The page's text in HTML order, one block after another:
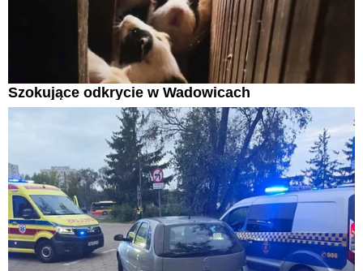
Szokujące odkrycie w Wadowicach